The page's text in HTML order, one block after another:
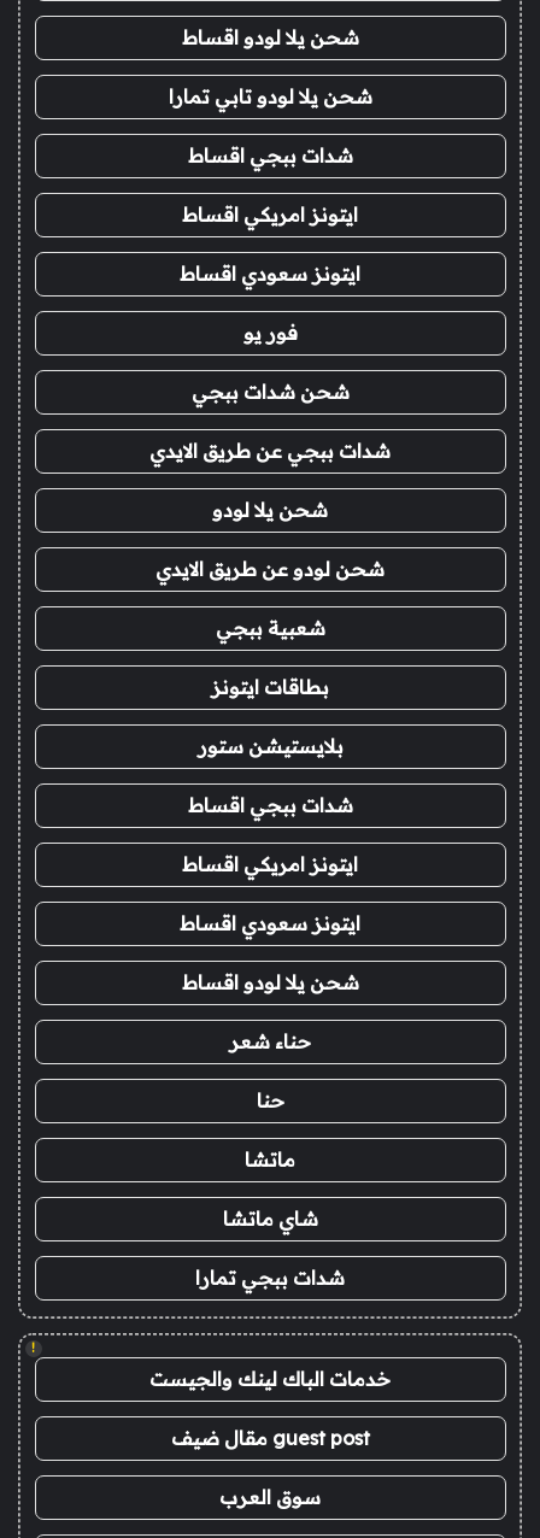
شحن يلا لودو اقساط
شحن يلا لودو تابي تمارا
شدات ببجي اقساط
ايتونز امريكي اقساط
ايتونز سعودي اقساط
فور يو
شحن شدات ببجي
شدات ببجي عن طريق الايدي
شحن يلا لودو
شحن لودو عن طريق الايدي
شعبية ببجي
بطاقات ايتونز
بلايستيشن ستور
شدات ببجي اقساط
ايتونز امريكي اقساط
ايتونز سعودي اقساط
شحن يلا لودو اقساط
حناء شعر
حنا
ماتشا
شاي ماتشا
شدات ببجي تمارا
!
خدمات الباك لينك والجيست
guest post مقال ضيف
سوق العرب